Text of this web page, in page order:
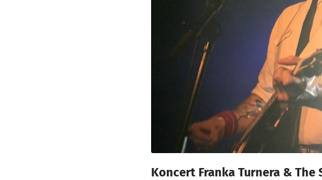
Koncert Franka Turnera &